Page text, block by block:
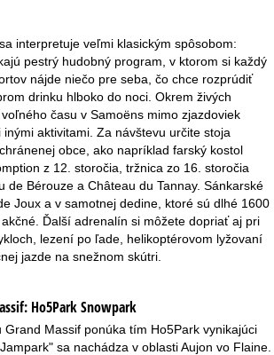
interpretuje veľmi klasickým spôsobom:
pestrý hudobný program, v ktorom si každý
nájde niečo pre seba, čo chce rozprúdiť
drinku hlboko do noci. Okrem živých
času v Samoëns mimo zjazdoviek
aktivitami. Za návštevu určite stoja
obce, ako napríklad farský kostol
z 12. storočia, tržnica zo 16. storočia
de Bérouze a Château du Tannay. Sánkarské
Joux a v samotnej dedine, ktoré sú dlhé 1600
Ďalší adrenalín si môžete dopriať aj pri
lezení po ľade, helikoptérovom lyžovaní
jazde na snežnom skútri.
Ho5Park Snowpark
Grand Massif ponúka tím Ho5Park vynikajúci
sa nachádza v oblasti Aujon vo Flaine.